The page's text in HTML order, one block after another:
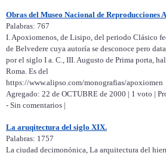
Obras del Museo Nacional de Reproducciones
Palabras: 767
I. Apoxiomenos, de Lisipo, del periodo Clásico
de Belvedere cuya autoría se desconoce pero
por el siglo I a. C., III. Augusto de Prima porta,
Roma. Es del
https://www.alipso.com/monografias/apoxiomen
Agregado: 22 de OCTUBRE de 2000 | 1 voto |
- Sin comentarios |
La aruqitectura del siglo XIX.
Palabras: 1757
La ciudad decimonónica, La arquitectura del